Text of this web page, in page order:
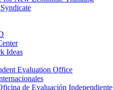
Ideas
Evaluation Office
de Evaluación Independiente